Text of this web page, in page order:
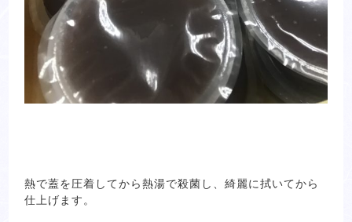
熱で蓋を圧着してから熱湯で殺菌し、綺麗に拭いてから
仕上げます。